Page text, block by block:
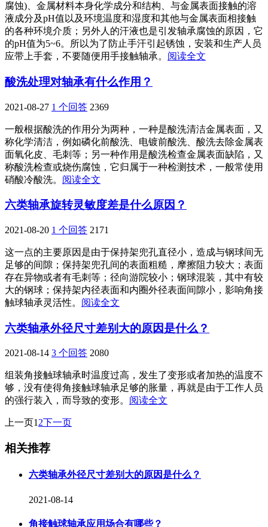
腐蚀)、金属材料本身化学成分和结构、与金属表面接触的溶
液成分及pH值以及环境温度和湿度和其他与金属表面相接触
的各种环境介质；另外人的汗液也是引发轴承腐蚀的原因，它
的pH值为5~6。所以为了防止手汗引起锈蚀，安装和生产人员
应带上手套，不要随便用手接触轴承。 阅读全文
酸洗处理对轴承有什么作用？
2021-08-27 1 个回答 2369
一般根据酸洗的作用分为两种，一种是酸洗清洁金属表面，又
称化学清洁，例如磷化前酸洗、电镀前酸洗、酸洗去除金属表
面氧化皮、毛刺等；另一种作用是酸洗检查金属表面缺陷，又
称酸洗检查或烧伤腐蚀，它归属于一种检测技术，一般常使用
硝酸冷酸洗。 阅读全文
六类轴承旋转灵敏度差是什么原因？
2021-08-20 1 个回答 2171
这一点的主要原因是由于保持架兜孔直径小，造成与钢球间无
足够的间隙；保持架兜孔间的表面粗糙，摩擦阻力较大；表面
存在异物或者有毛刺等；径向游院较小；钢球混装，其中有较
大的钢球；保持架内径表面和内圈外径表面间隙小，影响角接
触球轴承灵活性。 阅读全文
六类轴承外径尺寸差别大的原因是什么？
2021-08-14 3 个回答 2080
组装角接触球轴承时温度过高，发生了变形或者加热的温度不
够，没有使得角接触球轴承足够的胀量，再就是由于工作人员
的强行装入，而导致的变形。 阅读全文
上一页1 2下一页
相关推荐
六类轴承外径尺寸差别大的原因是什么？
2021-08-14
角接触球轴承应用场合有哪些？